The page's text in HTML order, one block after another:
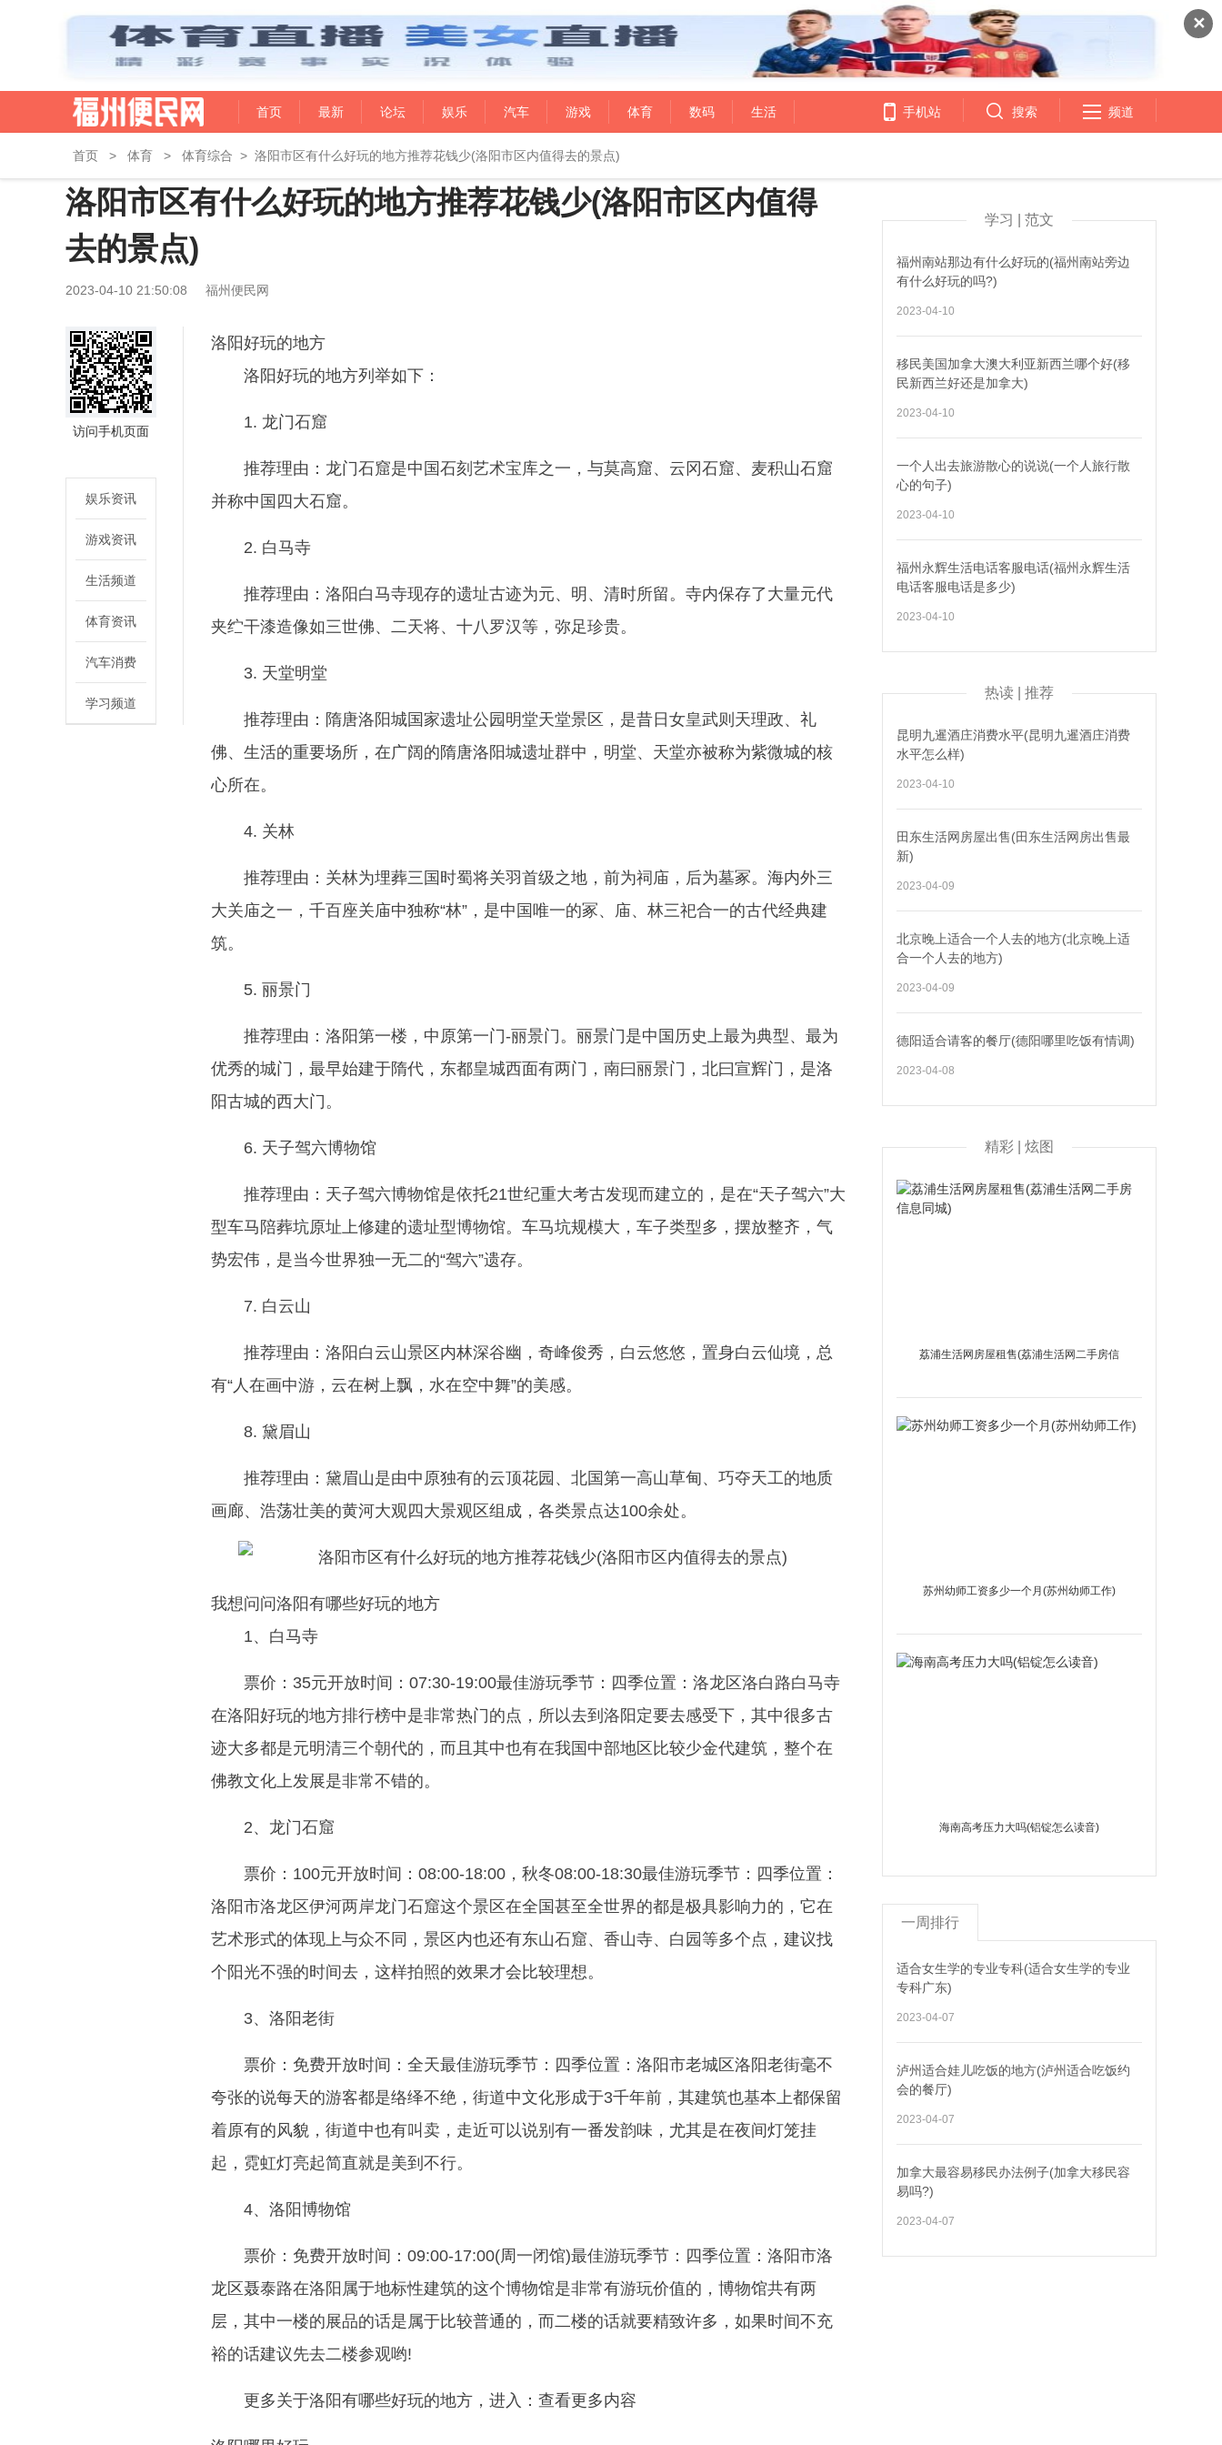
✕
首页 最新 论坛 娱乐 汽车 游戏 体育 数码 生活 手机站 搜索 频道
首页 > 体育 > 体育综合 > 洛阳市区有什么好玩的地方推荐花钱少(洛阳市区内值得去的景点)
洛阳市区有什么好玩的地方推荐花钱少(洛阳市区内值得
去的景点)
2023-04-10 21:50:08 福州便民网
访问手机页面
娱乐资讯
游戏资讯
生活频道
体育资讯
汽车消费
学习频道
洛阳好玩的地方
洛阳好玩的地方列举如下：
1. 龙门石窟
推荐理由：龙门石窟是中国石刻艺术宝库之一，与莫高窟、云冈石窟、麦积山石窟
并称中国四大石窟。
2. 白马寺
推荐理由：洛阳白马寺现存的遗址古迹为元、明、清时所留。寺内保存了大量元代
夹纻干漆造像如三世佛、二天将、十八罗汉等，弥足珍贵。
3. 天堂明堂
推荐理由：隋唐洛阳城国家遗址公园明堂天堂景区，是昔日女皇武则天理政、礼
佛、生活的重要场所，在广阔的隋唐洛阳城遗址群中，明堂、天堂亦被称为紫微城的核
心所在。
4. 关林
推荐理由：关林为埋葬三国时蜀将关羽首级之地，前为祠庙，后为墓冢。海内外三
大关庙之一，千百座关庙中独称“林”，是中国唯一的冢、庙、林三祀合一的古代经典建
筑。
5. 丽景门
推荐理由：洛阳第一楼，中原第一门-丽景门。丽景门是中国历史上最为典型、最为
优秀的城门，最早始建于隋代，东都皇城西面有两门，南曰丽景门，北曰宣辉门，是洛
阳古城的西大门。
6. 天子驾六博物馆
推荐理由：天子驾六博物馆是依托21世纪重大考古发现而建立的，是在“天子驾六”大
型车马陪葬坑原址上修建的遗址型博物馆。车马坑规模大，车子类型多，摆放整齐，气
势宏伟，是当今世界独一无二的“驾六”遗存。
7. 白云山
推荐理由：洛阳白云山景区内林深谷幽，奇峰俊秀，白云悠悠，置身白云仙境，总
有“人在画中游，云在树上飘，水在空中舞”的美感。
8. 黛眉山
推荐理由：黛眉山是由中原独有的云顶花园、北国第一高山草甸、巧夺天工的地质
画廊、浩荡壮美的黄河大观四大景观区组成，各类景点达100余处。
我想问问洛阳有哪些好玩的地方
1、白马寺
票价：35元开放时间：07:30-19:00最佳游玩季节：四季位置：洛龙区洛白路白马寺
在洛阳好玩的地方排行榜中是非常热门的点，所以去到洛阳定要去感受下，其中很多古
迹大多都是元明清三个朝代的，而且其中也有在我国中部地区比较少金代建筑，整个在
佛教文化上发展是非常不错的。
2、龙门石窟
票价：100元开放时间：08:00-18:00，秋冬08:00-18:30最佳游玩季节：四季位置：
洛阳市洛龙区伊河两岸龙门石窟这个景区在全国甚至全世界的都是极具影响力的，它在
艺术形式的体现上与众不同，景区内也还有东山石窟、香山寺、白园等多个点，建议找
个阳光不强的时间去，这样拍照的效果才会比较理想。
3、洛阳老街
票价：免费开放时间：全天最佳游玩季节：四季位置：洛阳市老城区洛阳老街毫不
夸张的说每天的游客都是络绎不绝，街道中文化形成于3千年前，其建筑也基本上都保留
着原有的风貌，街道中也有叫卖，走近可以说别有一番发韵味，尤其是在夜间灯笼挂
起，霓虹灯亮起简直就是美到不行。
4、洛阳博物馆
票价：免费开放时间：09:00-17:00(周一闭馆)最佳游玩季节：四季位置：洛阳市洛
龙区聂泰路在洛阳属于地标性建筑的这个博物馆是非常有游玩价值的，博物馆共有两
层，其中一楼的展品的话是属于比较普通的，而二楼的话就要精致许多，如果时间不充
裕的话建议先去二楼参观哟!
更多关于洛阳有哪些好玩的地方，进入：查看更多内容
学习 | 范文
福州南站那边有什么好玩的(福州南站旁边
有什么好玩的吗?)
2023-04-10
移民美国加拿大澳大利亚新西兰哪个好(移
民新西兰好还是加拿大)
2023-04-10
一个人出去旅游散心的说说(一个人旅行散
心的句子)
2023-04-10
福州永辉生活电话客服电话(福州永辉生活
电话客服电话是多少)
2023-04-10
热读 | 推荐
昆明九暹酒庄消费水平(昆明九暹酒庄消费
水平怎么样)
2023-04-10
田东生活网房屋出售(田东生活网房出售最
新)
2023-04-09
北京晚上适合一个人去的地方(北京晚上适
合一个人去的地方)
2023-04-09
德阳适合请客的餐厅(德阳哪里吃饭有情调)
2023-04-08
精彩 | 炫图
荔浦生活网房屋租售(荔浦生活网二手房信
苏州幼师工资多少一个月(苏州幼师工作)
海南高考压力大吗(铝锭怎么读音)
一周排行
适合女生学的专业专科(适合女生学的专业
专科广东)
2023-04-07
泸州适合娃儿吃饭的地方(泸州适合吃饭约
会的餐厅)
2023-04-07
加拿大最容易移民办法例子(加拿大移民容
易吗?)
2023-04-07